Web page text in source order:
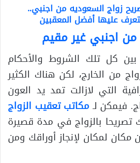
زواج السعوديه من اجنبي..
عليها أفضل المعقبين
اجنبي غير مقيم
كل تلك الشروط والأحكام
من الخارج، لكن هناك الكثير
التي لازالت تمد يد العون
فيمكن لـمكاتب تعقيب الزواج
تصريحا بالزواج في مدة قصيرة
مكان لمكان لإنجاز أوراقك ومن